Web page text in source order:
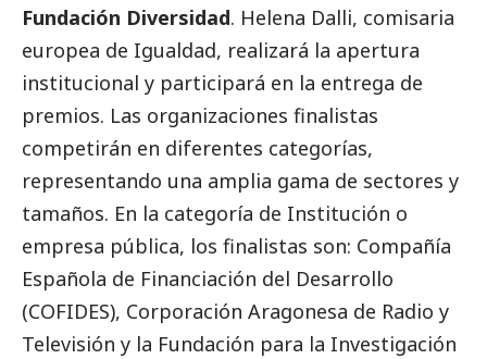
Fundación Diversidad. Helena Dalli, comisaria
europea de Igualdad, realizará la apertura
institucional y participará en la entrega de
premios. Las organizaciones finalistas
competirán en diferentes categorías,
representando una amplia gama de sectores y
tamaños. En la categoría de Institución o
empresa pública, los finalistas son: Compañía
Española de Financiación del Desarrollo
(COFIDES), Corporación Aragonesa de Radio y
Televisión y la Fundación para la Investigación